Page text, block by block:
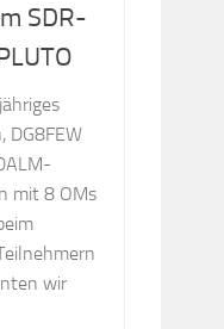
SDR-
DG8FEW
mit 8 OMs
wir